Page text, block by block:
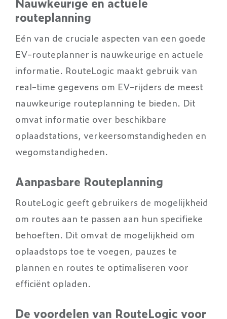
routeplanning
Eén van de cruciale aspecten van een goede
EV-routeplanner is nauwkeurige en actuele
informatie. RouteLogic maakt gebruik van
real-time gegevens om EV-rijders de meest
nauwkeurige routeplanning te bieden. Dit
omvat informatie over beschikbare
oplaadstations, verkeersomstandigheden en
wegomstandigheden.
Aanpasbare Routeplanning
RouteLogic geeft gebruikers de mogelijkheid
om routes aan te passen aan hun specifieke
behoeften. Dit omvat de mogelijkheid om
oplaadstops toe te voegen, pauzes te
plannen en routes te optimaliseren voor
efficiënt opladen.
De voordelen van RouteLogic voor